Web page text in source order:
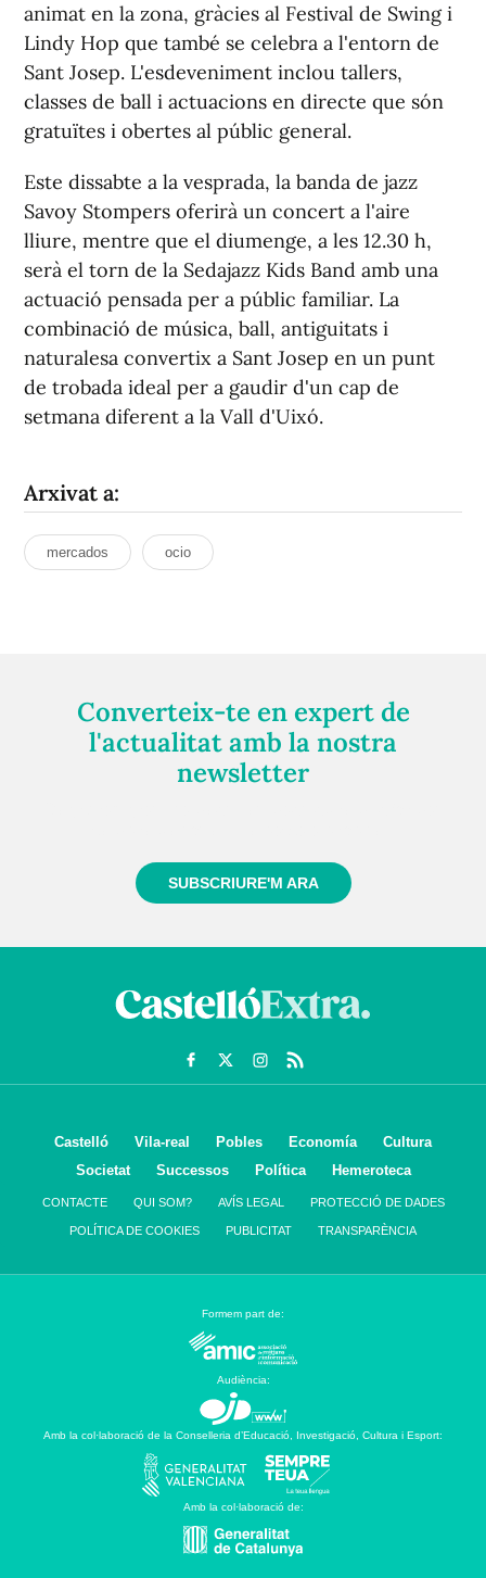
animat en la zona, gràcies al Festival de Swing i
Lindy Hop que també se celebra a l'entorn de
Sant Josep. L'esdeveniment inclou tallers,
classes de ball i actuacions en directe que són
gratuïtes i obertes al públic general.
Este dissabte a la vesprada, la banda de jazz
Savoy Stompers oferirà un concert a l'aire
lliure, mentre que el diumenge, a les 12.30 h,
serà el torn de la Sedajazz Kids Band amb una
actuació pensada per a públic familiar. La
combinació de música, ball, antiguitats i
naturalesa convertix a Sant Josep en un punt
de trobada ideal per a gaudir d'un cap de
setmana diferent a la Vall d'Uixó.
Arxivat a:
mercados ocio
Converteix-te en expert de
l'actualitat amb la nostra
newsletter
SUBSCRIURE'M ARA
Castelló Vila-real Pobles Economía
Cultura
Societat
Successos Política Hemeroteca
CONTACTE QUI SOM? AVÍS LEGAL PROTECCIÓ DE DADES
POLÍTICA DE COOKIES PUBLICITAT TRANSPARÈNCIA
Formem part de:
Audiència:
Amb la col·laboració de la Conselleria d’Educació, Investigació, Cultura i Esport:
Amb la col·laboració de: